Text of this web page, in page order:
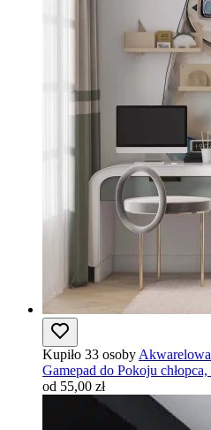
Kupiło 33 osoby
Gamepad do Pokoju
od 55,00 zł